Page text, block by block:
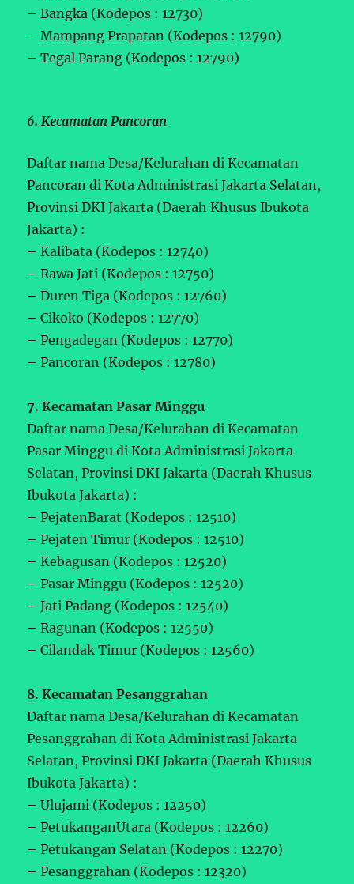
– Bangka (Kodepos : 12730)
– Mampang Prapatan (Kodepos : 12790)
– Tegal Parang (Kodepos : 12790)
6. Kecamatan Pancoran
Daftar nama Desa/Kelurahan di Kecamatan
Pancoran di Kota Administrasi Jakarta Selatan,
Provinsi DKI Jakarta (Daerah Khusus Ibukota
Jakarta) :
– Kalibata (Kodepos : 12740)
– Rawa Jati (Kodepos : 12750)
– Duren Tiga (Kodepos : 12760)
– Cikoko (Kodepos : 12770)
– Pengadegan (Kodepos : 12770)
– Pancoran (Kodepos : 12780)
7. Kecamatan Pasar Minggu
Daftar nama Desa/Kelurahan di Kecamatan
Pasar Minggu di Kota Administrasi Jakarta
Selatan, Provinsi DKI Jakarta (Daerah Khusus
Ibukota Jakarta) :
– PejatenBarat (Kodepos : 12510)
– Pejaten Timur (Kodepos : 12510)
– Kebagusan (Kodepos : 12520)
– Pasar Minggu (Kodepos : 12520)
– Jati Padang (Kodepos : 12540)
– Ragunan (Kodepos : 12550)
– Cilandak Timur (Kodepos : 12560)
8. Kecamatan Pesanggrahan
Daftar nama Desa/Kelurahan di Kecamatan
Pesanggrahan di Kota Administrasi Jakarta
Selatan, Provinsi DKI Jakarta (Daerah Khusus
Ibukota Jakarta) :
– Ulujami (Kodepos : 12250)
– PetukanganUtara (Kodepos : 12260)
– Petukangan Selatan (Kodepos : 12270)
– Pesanggrahan (Kodepos : 12320)